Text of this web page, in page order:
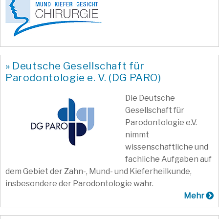
» Deutsche Gesellschaft für
Parodontologie e. V. (DG PARO)
Die Deutsche
Gesellschaft für
Parodontologie e.V.
nimmt
wissenschaftliche und
fachliche Aufgaben auf
dem Gebiet der Zahn-, Mund- und Kieferheilkunde,
insbesondere der Parodontologie wahr.
Mehr